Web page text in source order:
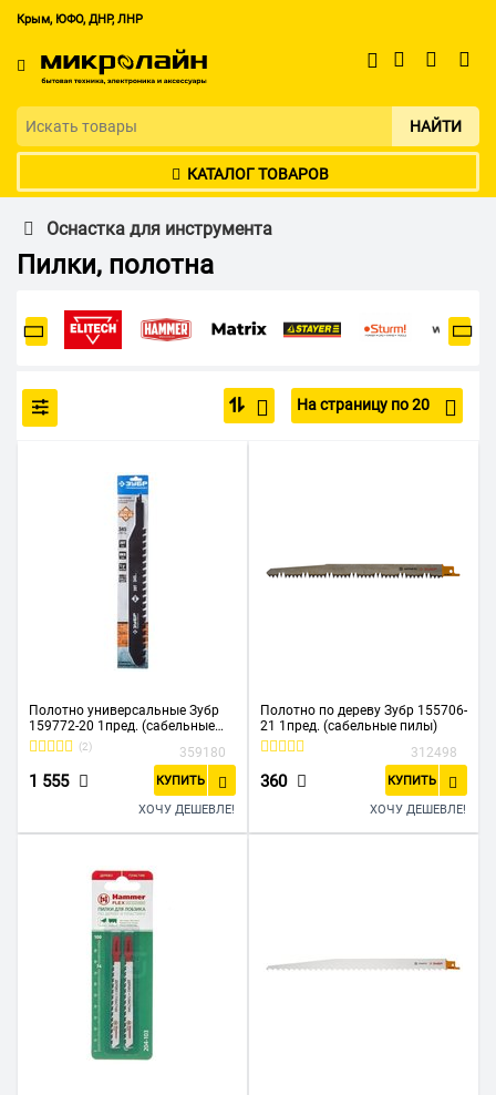
Крым, ЮФО, ДНР, ЛНР
НАЙТИ
КАТАЛОГ ТОВАРОВ
Оснастка для инструмента
Пилки, полотна
На страницу по 20
Полотно универсальные Зубр
159772-20 1пред. (сабельные
пилы)
(2) 359180
1 555 КУПИТЬ
ХОЧУ ДЕШЕВЛЕ!
Полотно по дереву Зубр 155706-
21 1пред. (сабельные пилы)
312498
360 КУПИТЬ
ХОЧУ ДЕШЕВЛЕ!